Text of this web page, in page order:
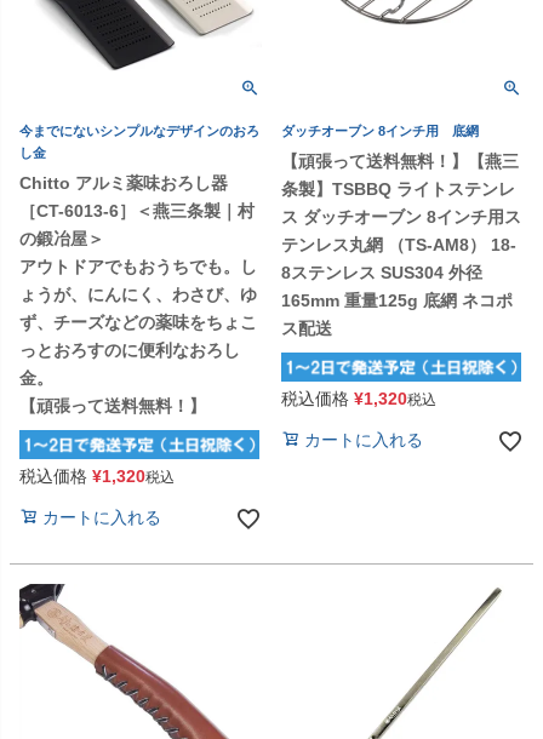
今までにないシンプルなデザインのおろ
し金
Chitto アルミ薬味おろし器
［CT-6013-6］＜燕三条製｜村
の鍛冶屋＞
アウトドアでもおうちでも。し
ょうが、にんにく、わさび、ゆ
ず、チーズなどの薬味をちょこ
っとおろすのに便利なおろし
金。
【頑張って送料無料！】
税込価格 ¥1,320税込
カートに入れる
ダッチオーブン 8インチ用 底網
【頑張って送料無料！】【燕三
条製】TSBBQ ライトステンレ
ス ダッチオーブン 8インチ用ス
テンレス丸網 （TS-AM8） 18-
8ステンレス SUS304 外径
165mm 重量125g 底網 ネコポ
ス配送
税込価格 ¥1,320税込
カートに入れる